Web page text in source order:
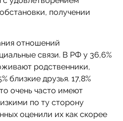
получении
отношений
связи. В РФ у 36,6%
родственники,
близкие друзья. 17,8%
очень часто имеют
по ту сторону
оценили их как скорее